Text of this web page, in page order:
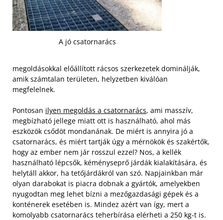
A jó csatornarács
megoldásokkal előállított rácsos szerkezetek dominálják,
amik számtalan területen, helyzetben kiválóan
megfelelnek.
Pontosan ilyen megoldás a csatornarács, ami masszív,
megbízható jellege miatt ott is használható, ahol más
eszközök csődöt mondanának. De miért is annyira jó a
csatornarács, és miért tartják úgy a mérnökök és szakértők,
hogy az ember nem jár rosszul ezzel? Nos, a kellék
használható lépcsők, kéményseprő járdák kialakítására, és
helytáll akkor, ha tetőjárdákról van szó. Napjainkban már
olyan darabokat is piacra dobnak a gyártók, amelyekben
nyugodtan meg lehet bízni a mezőgazdasági gépek és a
konténerek esetében is. Mindez azért van így, mert a
komolyabb csatornarács teherbírása elérheti a 250 kg-t is.